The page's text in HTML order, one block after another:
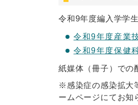
令和9年度編入学学
令和9年度産業
令和9年度保健
紙媒体（冊子）での
※感染症の感染拡大
ームページにてお知